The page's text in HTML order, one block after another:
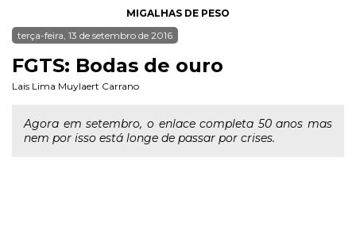
MIGALHAS DE PESO
terça-feira, 13 de setembro de 2016
FGTS: Bodas de ouro
Lais Lima Muylaert Carrano
Agora em setembro, o enlace completa 50 anos mas
nem por isso está longe de passar por crises.